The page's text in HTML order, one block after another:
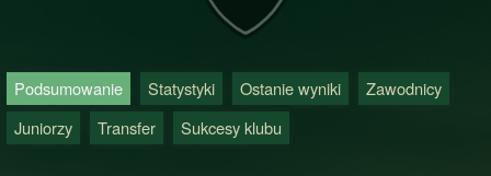
Podsumowanie Statystyki Ostanie wyniki
Zawodnicy
Juniorzy
Transfer Sukcesy klubu